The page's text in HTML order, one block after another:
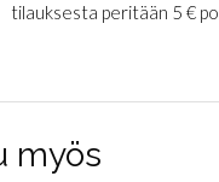
tilauksesta peritään 5 €
myös